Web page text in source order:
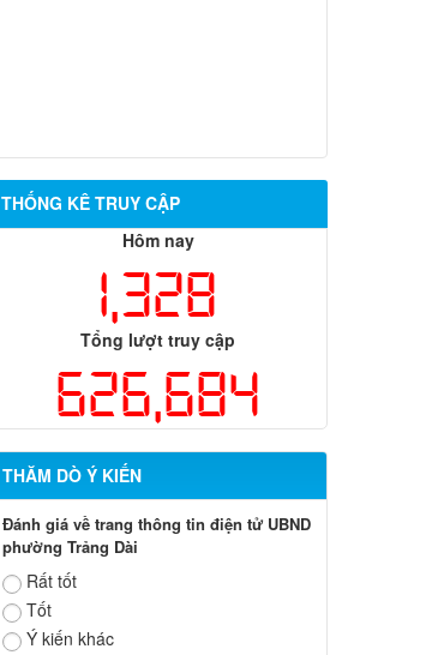
Thông Báo nộp hồ sơ trúng tuyển viên
chức Trung tâm Dịch vụ tổng hợp
phường Trảng Dài
THỐNG KÊ TRUY CẬP
Hôm nay
1,328
Tổng lượt truy cập
626,684
THĂM DÒ Ý KIẾN
Đánh giá về trang thông tin điện tử UBND
phường Trảng Dài
Rất tốt
Tốt
Ý kiến khác